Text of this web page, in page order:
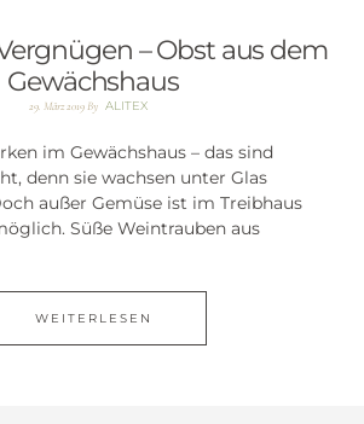
– Obst aus dem
Gewächshaus
29. März 2019By ALITEX
im Gewächshaus – das sind
denn sie wachsen unter Glas
außer Gemüse ist im Treibhaus
Süße Weintrauben aus
WEITERLESEN